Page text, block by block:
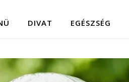
DIVAT EGÉSZSÉG